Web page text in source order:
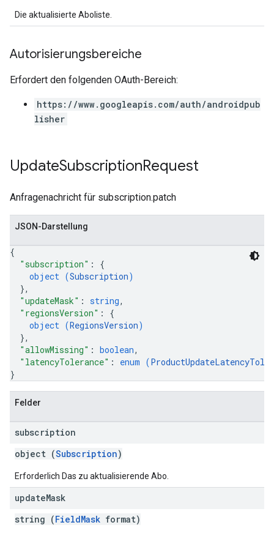
Die aktualisierte Aboliste.
Autorisierungsbereiche
Erfordert den folgenden OAuth-Bereich:
https://www.googleapis.com/auth/androidpub
lisher
UpdateSubscriptionRequest
Anfragenachricht für subscription.patch
JSON-Darstellung
{
"subscription" : {
object (Subscription)
},
"updateMask" : string,
"regionsVersion" : {
object (RegionsVersion)
},
"allowMissing" : boolean,
"latencyTolerance" : enum (
}
Felder
subscription
object (Subscription)
Erforderlich Das zu aktualisierende Abo.
updateMask
string (FieldMask format)